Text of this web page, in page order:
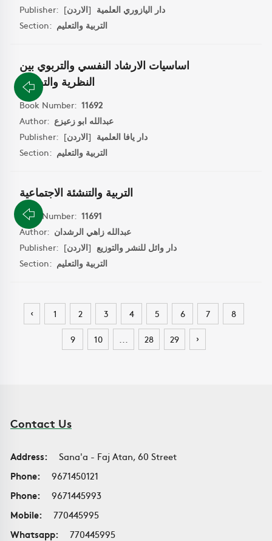
Publisher:
دار اليازوري العلمية [الاردن]
Section: التربية والتعليم
اساسيات الارشاد النفسي والتربوي بين
النظرية والتطبيق
Book Number: 11692
Author: عبدالله ابو زعيزع
Publisher:
دار يافا العلمية [الاردن]
Section: التربية والتعليم
التربية والتنشئة الاجتماعية
Book Number: 11691
Author: عبدالله زاهي الرشدان
Publisher:
دار وائل للنشر والتوزيع [الاردن]
Section: التربية والتعليم
‹ 1 2 3 4 5 6 7 8
9 10 ... 28 29 ›
Contact Us
Address:
Sana'a - Faj Atan, 60 Street
Phone:
9671450121
Phone:
9671445993
Mobile:
770445995
Whatsapp:
770445995